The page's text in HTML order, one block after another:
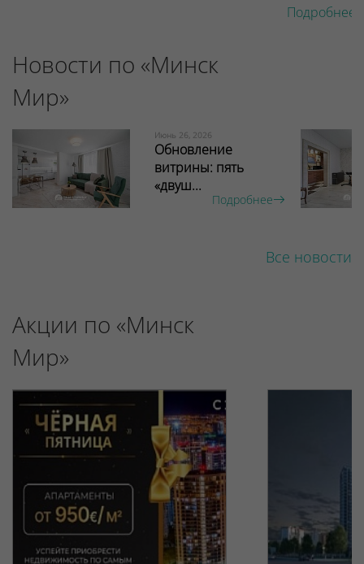
Подробнее
Новости по «Минск
Мир»
Июнь 26, 2026
Обновление
витрины: пять
«двуш...
Подробнее
Все новости
Акции по «Минск
Мир»